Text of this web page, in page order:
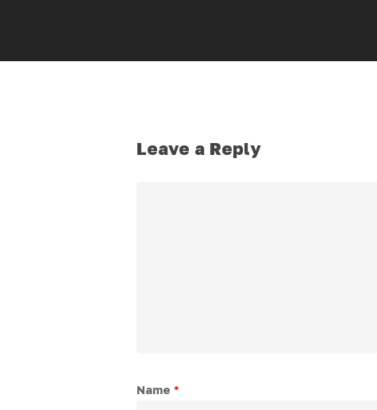
Leave a Reply
Name *